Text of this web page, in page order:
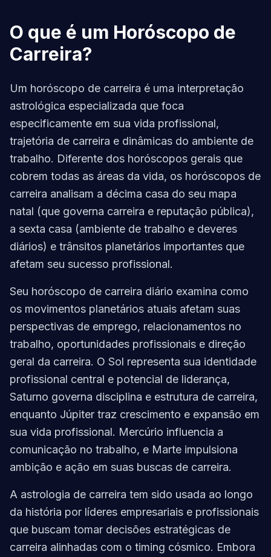
O que é um Horóscopo de
Carreira?
Um horóscopo de carreira é uma interpretação
astrológica especializada que foca
especificamente em sua vida profissional,
trajetória de carreira e dinâmicas do ambiente de
trabalho. Diferente dos horóscopos gerais que
cobrem todas as áreas da vida, os horóscopos de
carreira analisam a décima casa do seu mapa
natal (que governa carreira e reputação pública),
a sexta casa (ambiente de trabalho e deveres
diários) e trânsitos planetários importantes que
afetam seu sucesso profissional.
Seu horóscopo de carreira diário examina como
os movimentos planetários atuais afetam suas
perspectivas de emprego, relacionamentos no
trabalho, oportunidades profissionais e direção
geral da carreira. O Sol representa sua identidade
profissional central e potencial de liderança,
Saturno governa disciplina e estrutura de carreira,
enquanto Júpiter traz crescimento e expansão em
sua vida profissional. Mercúrio influencia a
comunicação no trabalho, e Marte impulsiona
ambição e ação em suas buscas de carreira.
A astrologia de carreira tem sido usada ao longo
da história por líderes empresariais e profissionais
que buscam tomar decisões estratégicas de
carreira alinhadas com o timing cósmico. Embora